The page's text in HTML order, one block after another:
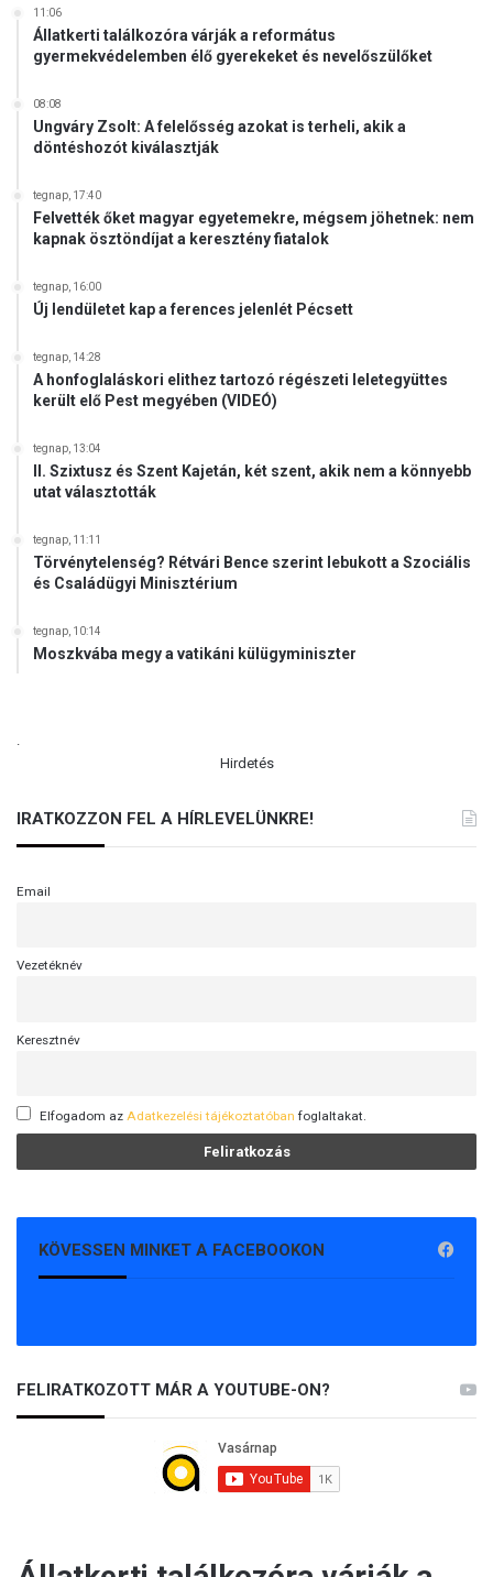
a
á
k
e
e
n
k
11:06
Állatkerti találkozóra várják a református
gyermekvédelemben élő gyerekeket és nevelőszülőket
08:08
Ungváry Zsolt: A felelősség azokat is terheli, akik a
döntéshozót kiválasztják
tegnap, 17:40
Felvették őket magyar egyetemekre, mégsem jöhetnek: nem
kapnak ösztöndíjat a keresztény fiatalok
tegnap, 16:00
Új lendületet kap a ferences jelenlét Pécsett
tegnap, 14:28
A honfoglaláskori elithez tartozó régészeti leletegyüttes
került elő Pest megyében (VIDEÓ)
tegnap, 13:04
II. Szixtusz és Szent Kajetán, két szent, akik nem a könnyebb
utat választották
tegnap, 11:11
Törvénytelenség? Rétvári Bence szerint lebukott a Szociális
és Családügyi Minisztérium
tegnap, 10:14
Moszkvába megy a vatikáni külügyminiszter
Hirdetés
IRATKOZZON FEL A HÍRLEVELÜNKRE!
Email
Vezetéknév
Keresztnév
Elfogadom az Adatkezelési tájékoztatóban foglaltakat.
KÖVESSEN MINKET A FACEBOOKON
FELIRATKOZOTT MÁR A YOUTUBE-ON?